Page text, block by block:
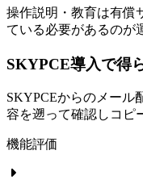
操作説明・教育は有償
ている必要があるのが
SKYPCE導入で得
SKYPCEからのメール
容を遡って確認しコピ
機能評価